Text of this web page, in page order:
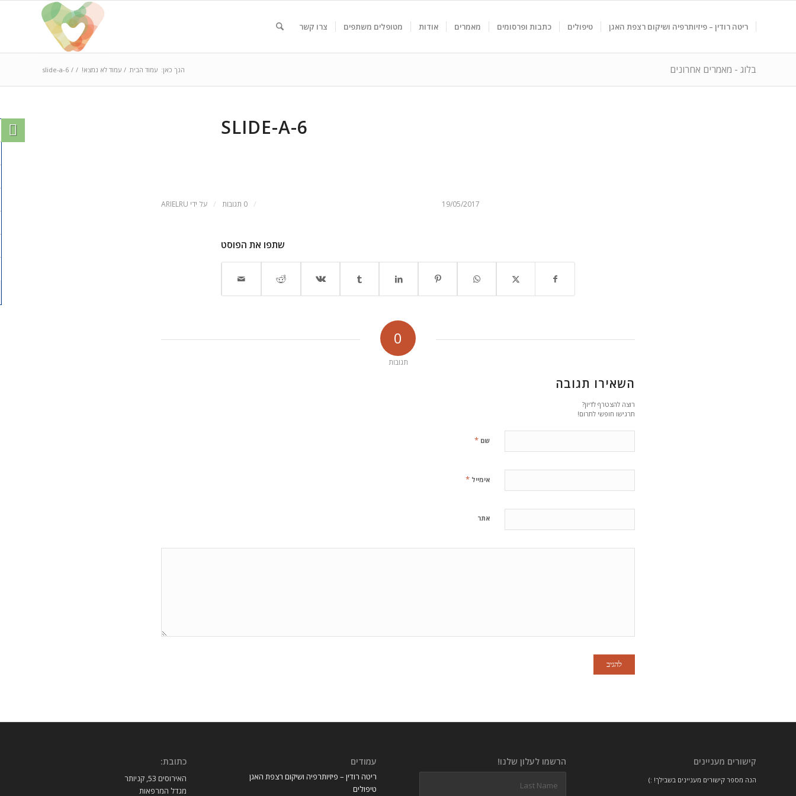
ריטה רודין – פיזיותרפיה ושיקום רצפת האגן טיפולים כתבות ופרסומים מאמרים אודות מטופלים משתפים צרו קשר
בלוג - מאמרים אחרונים הנך כאן: עמוד הבית / עמוד לא נמצא! /
/
slide-a-6
SLIDE-A-6
19/05/2017
/ 0 תגובות / על ידי ARIELRU
שתפו את הפוסט
0
תגובות
השאירו תגובה
רוצה להצטרף לדיון?
תרגישו חופשי לתרום!
שם *
אימייל *
אתר
קישורים מעניינים
הנה מספר קישורים מעניינים בשבילך! :)
הרשמו לעלון שלנו! עמודים
ריטה רודין – פיזיותרפיה ושיקום רצפת האגן
טיפולים
כתובת:
האירוסים 53, קניותר
מגדל המרפאות